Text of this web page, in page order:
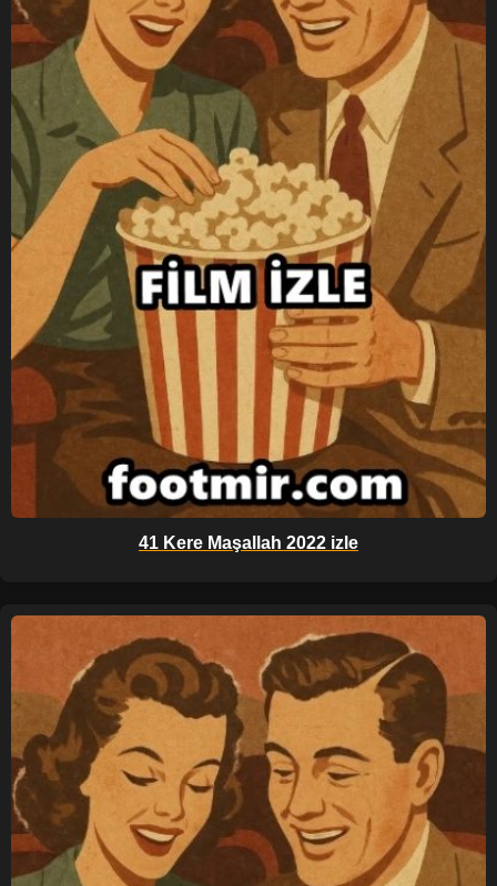
41 Kere Maşallah 2022 izle